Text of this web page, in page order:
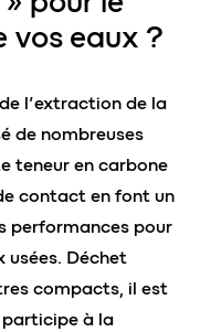
eaux ?
l’extraction de la
de nombreuses
teneur en carbone
contact en font un
performances pour
usées. Déchet
compacts, il est
à la